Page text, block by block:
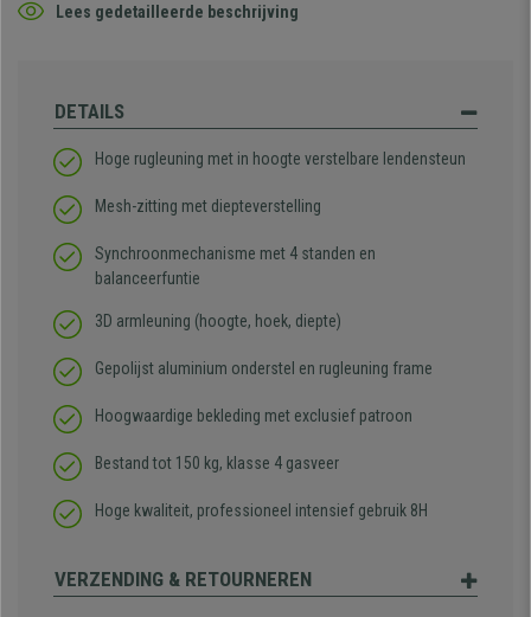
Lees gedetailleerde beschrijving
DETAILS
Hoge rugleuning met in hoogte verstelbare lendensteun
Mesh-zitting met diepteverstelling
Synchroonmechanisme met 4 standen en
balanceerfuntie
3D armleuning (hoogte, hoek, diepte)
Gepolijst aluminium onderstel en rugleuning frame
Hoogwaardige bekleding met exclusief patroon
Bestand tot 150 kg, klasse 4 gasveer
Hoge kwaliteit, professioneel intensief gebruik 8H
VERZENDING & RETOURNEREN